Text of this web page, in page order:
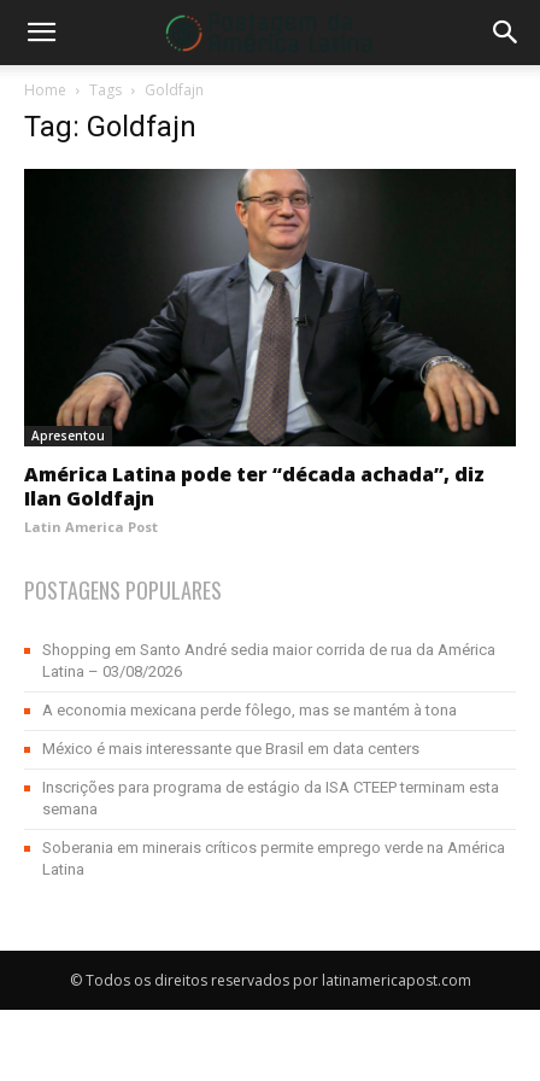
Home Tags Goldfajn
Tag: Goldfajn
Apresentou
América Latina pode ter “década achada”, diz
Ilan Goldfajn
Latin America Post
POSTAGENS POPULARES
Shopping em Santo André sedia maior corrida de rua da América
Latina – 03/08/2026
A economia mexicana perde fôlego, mas se mantém à tona
México é mais interessante que Brasil em data centers
Inscrições para programa de estágio da ISA CTEEP terminam esta
semana
Soberania em minerais críticos permite emprego verde na América
Latina
© Todos os direitos reservados por latinamericapost.com